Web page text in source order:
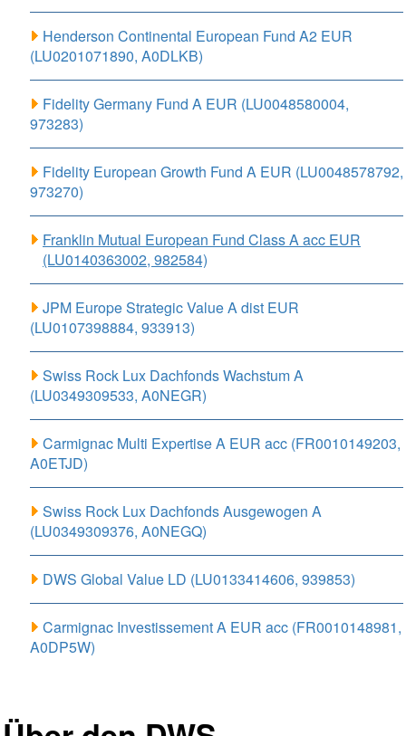
Henderson Continental European Fund A2 EUR
(LU0201071890, A0DLKB)
Fidelity Germany Fund A EUR (LU0048580004,
973283)
Fidelity European Growth Fund A EUR (LU0048578792,
973270)
Franklin Mutual European Fund Class A acc EUR
(LU0140363002, 982584)
JPM Europe Strategic Value A dist EUR
(LU0107398884, 933913)
Swiss Rock Lux Dachfonds Wachstum A
(LU0349309533, A0NEGR)
Carmignac Multi Expertise A EUR acc (FR0010149203,
A0ETJD)
Swiss Rock Lux Dachfonds Ausgewogen A
(LU0349309376, A0NEGQ)
DWS Global Value LD (LU0133414606, 939853)
Carmignac Investissement A EUR acc (FR0010148981,
A0DP5W)